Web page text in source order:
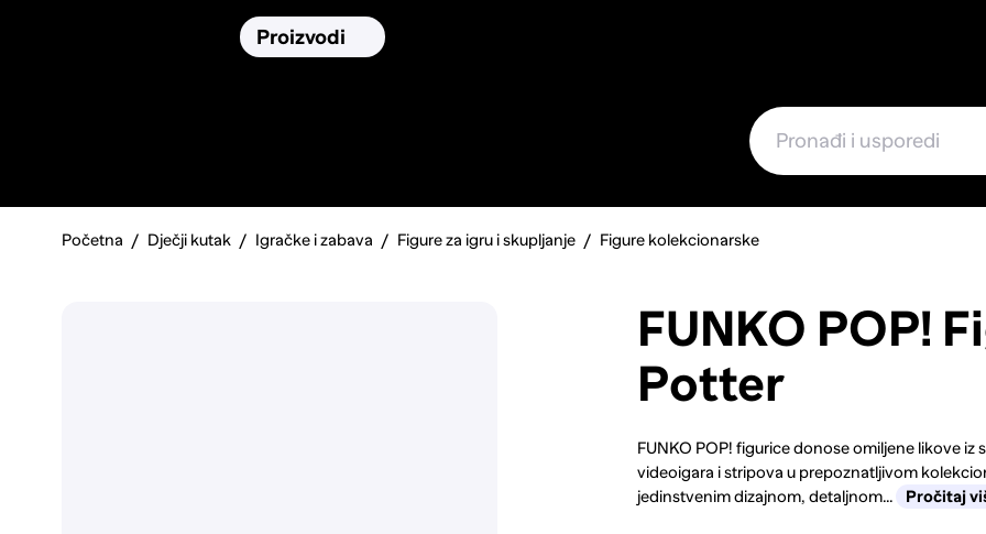
Proizvodi
Početna Dječji kutak Igračke i zabava Figure za igru i skupljanje Figure kolekcionarske
FUNKO POP!
Potter
FUNKO POP! figurice donose omiljene likove iz
videoigara i stripova u prepoznatljivom
jedinstvenim dizajnom, detaljnom...
Pročitaj